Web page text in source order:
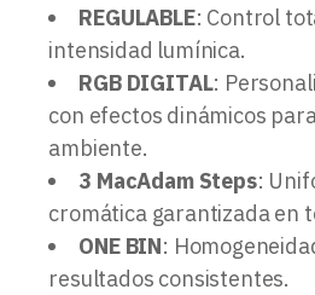
REGULABLE: Control
intensidad lumínica.
RGB DIGITAL:
con efectos dinámicos
ambiente.
3 MacAdam Steps:
cromática garantizada en
ONE BIN:
resultados consistentes.